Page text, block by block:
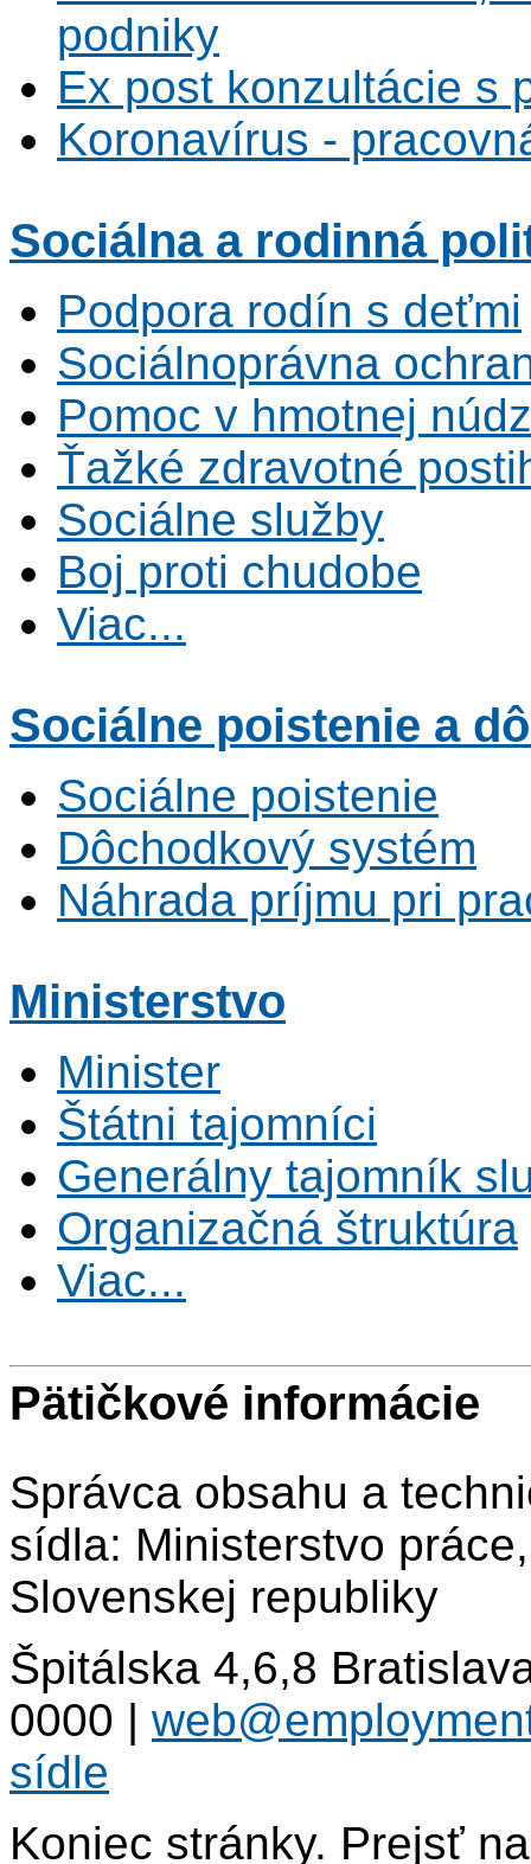
podniky
Ex post konzultácie s
Koronavírus -
Sociálnaa rodinná
Podpora rodín s deťmi
Sociálnoprávna
Pomoc v hmotnej
Ťažké zdravotné
Sociálne služby
Boj proti chudobe
Viac...
Sociálne poistenie a
Sociálne poistenie
Dôchodkový systém
Náhrada príjmu pri
Ministerstvo
Minister
Štátni tajomníci
Generálny tajomník
Organizačná štruktúra
Viac...
Pätičkové informácie
Správca obsahu a
sídla: Ministerstvo
Slovenskej republiky
Špitálska 4,6,8
0000 |
sídle
Koniec stránky. Prejsť